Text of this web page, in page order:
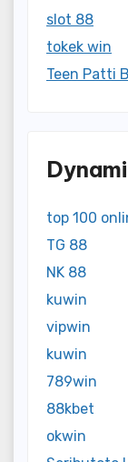
slot 88
tokek win
Teen Patti
top 100
TG 88
NK 88
kuwin
vipwin
kuwin
789win
88kbet
okwin